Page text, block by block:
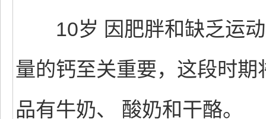
10岁 因肥胖和缺乏运动
量的钙至关重要，这段时
品有牛奶、 酸奶和干酪。